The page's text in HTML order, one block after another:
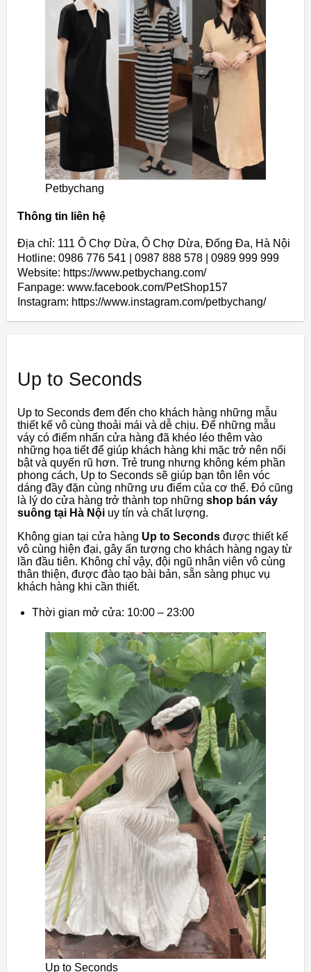
Petbychang
Thông tin liên hệ
Địa chỉ: 111 Ô Chợ Dừa, Ô Chợ Dừa, Đống Đa, Hà Nội
Hotline: 0986 776 541 | 0987 888 578 | 0989 999 999
Website: https://www.petbychang.com/
Fanpage: www.facebook.com/PetShop157
Instagram: https://www.instagram.com/petbychang/
Up to Seconds
Up to Seconds đem đến cho khách hàng những mẫu
thiết kế vô cùng thoải mái và dễ chịu. Để những mẫu
váy có điểm nhấn cửa hàng đã khéo léo thêm vào
những họa tiết để giúp khách hàng khi mặc trở nên nổi
bật và quyến rũ hơn. Trẻ trung nhưng không kém phần
phong cách, Up to Seconds sẽ giúp bạn tôn lên vóc
dáng đầy đặn cùng những ưu điểm của cơ thể. Đó cũng
là lý do cửa hàng trở thành top những shop bán váy
suông tại Hà Nội uy tín và chất lượng.
Không gian tại cửa hàng Up to Seconds được thiết kế
vô cùng hiện đại, gây ấn tượng cho khách hàng ngay từ
lần đầu tiên. Không chỉ vậy, đội ngũ nhân viên vô cùng
thân thiện, được đào tạo bài bản, sẵn sàng phục vụ
khách hàng khi cần thiết.
Thời gian mở cửa: 10:00 – 23:00
Up to Seconds